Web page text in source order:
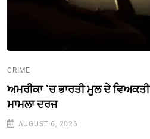
CRIME
ਅਮਰੀਕਾ `ਚ ਭਾਰਤੀ ਮੂਲ ਦੇ
ਮਾਮਲਾ ਦਰਜ
AUGUST 6, 2026